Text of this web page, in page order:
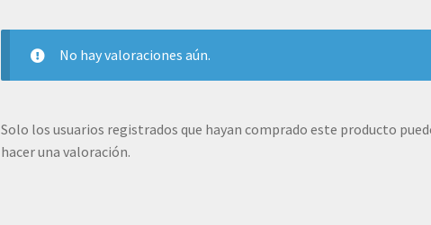
cantidad
No hay valoraciones aún.
Solo los usuarios registrados que hayan comprado este producto
hacer una valoración.